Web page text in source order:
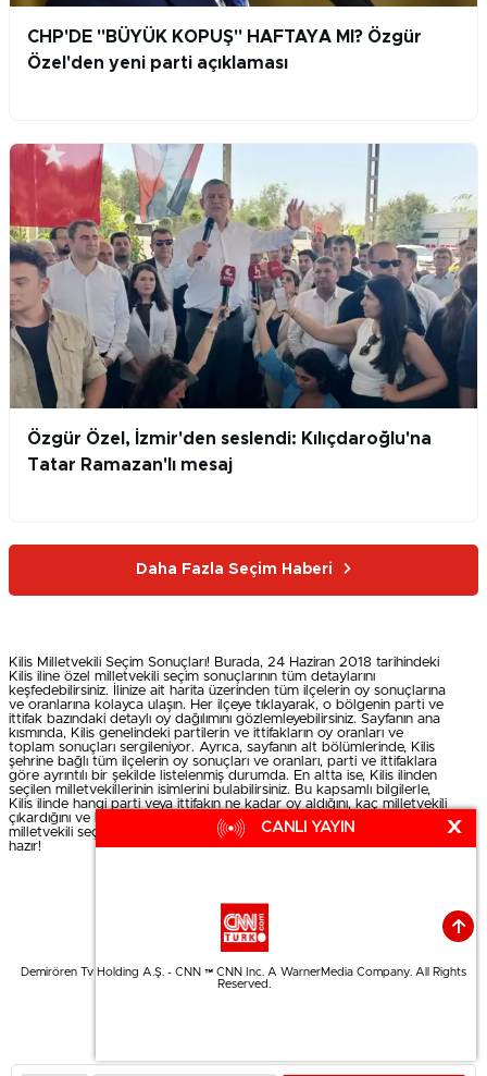
CHP'DE "BÜYÜK KOPUŞ" HAFTAYA MI? Özgür
Özel'den yeni parti açıklaması
Özgür Özel, İzmir'den seslendi: Kılıçdaroğlu'na
Tatar Ramazan'lı mesaj
Daha Fazla Seçim Haberi
Kilis Milletvekili Seçim Sonuçları! Burada, 24 Haziran 2018 tarihindeki
Kilis iline özel milletvekili seçim sonuçlarının tüm detaylarını
keşfedebilirsiniz. İlinize ait harita üzerinden tüm ilçelerin oy sonuçlarına
ve oranlarına kolayca ulaşın. Her ilçeye tıklayarak, o bölgenin parti ve
ittifak bazındaki detaylı oy dağılımını gözlemleyebilirsiniz. Sayfanın ana
kısmında, Kilis genelindeki partilerin ve ittifakların oy oranları ve
toplam sonuçları sergileniyor. Ayrıca, sayfanın alt bölümlerinde, Kilis
şehrine bağlı tüm ilçelerin oy sonuçları ve oranları, parti ve ittifaklara
göre ayrıntılı bir şekilde listelenmiş durumda. En altta ise, Kilis ilinden
seçilen milletvekillerinin isimlerini bulabilirsiniz. Bu kapsamlı bilgilerle,
Kilis ilinde hangi parti veya ittifakın ne kadar oy aldığını, kaç milletvekili
çıkardığını ve kazanan milletvekillerinin isimlerini öğrenebilirsiniz. Kilis
milletvekili seçim sonuçlarına dair her türlü bilgi, bu sayfada sizler için
hazır!
Demirören Tv Holding A.Ş. - CNN ™ CNN Inc. A WarnerMedia Company. All Rights
Reserved.
CANLI YAYIN X